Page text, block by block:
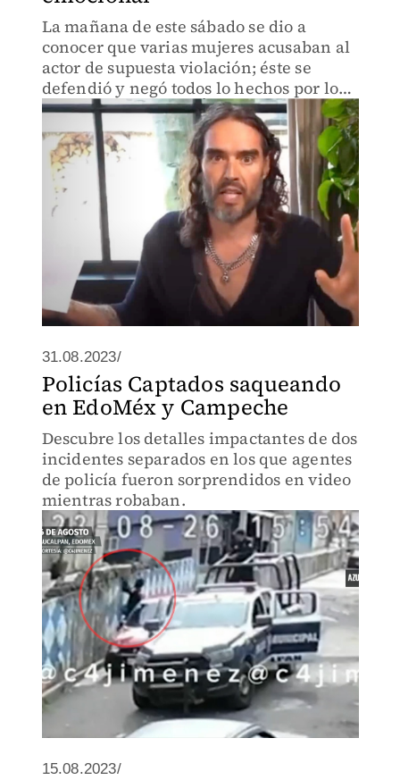
La mañana de este sábado se dio a
conocer que varias mujeres acusaban al
actor de supuesta violación; éste se
defendió y negó todos lo hechos por los
que lo acusan.
31.08.2023/
Policías Captados saqueando
en EdoMéx y Campeche
Descubre los detalles impactantes de dos
incidentes separados en los que agentes
de policía fueron sorprendidos en video
mientras robaban.
15.08.2023/